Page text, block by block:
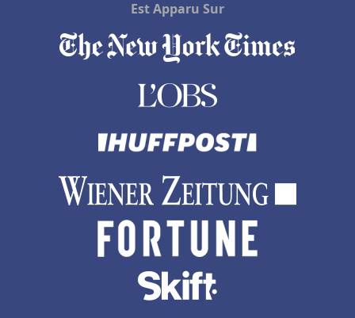
Est Apparu Sur